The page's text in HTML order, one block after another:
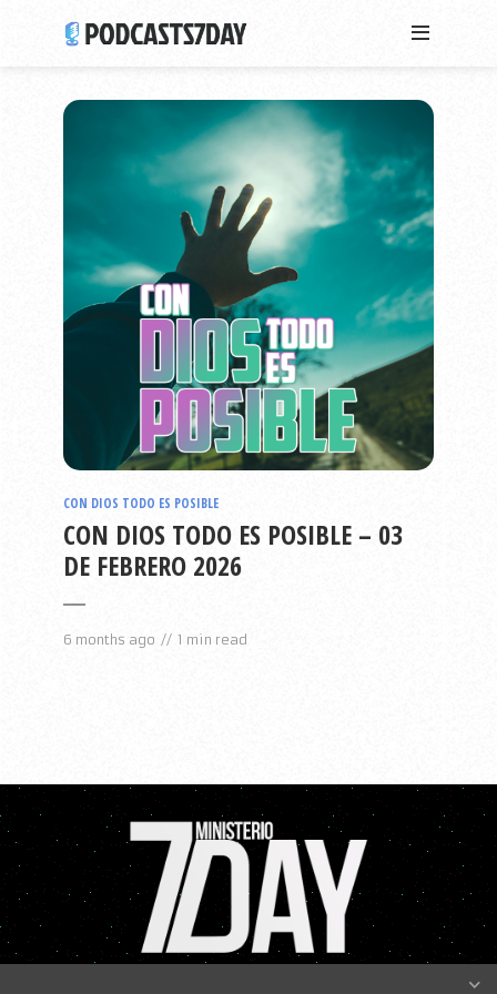
CON DIOS TODO ES POSIBLE
CON DIOS TODO ES POSIBLE – 03
DE FEBRERO 2026
6 months ago 1 min read